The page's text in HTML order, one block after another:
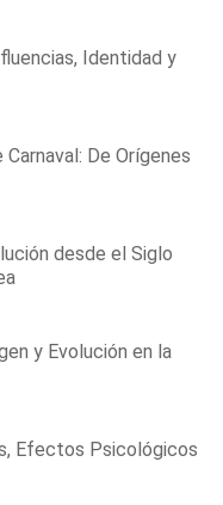
Identidad y
De Orígenes
desde el Siglo
y Evolución en la
Efectos Psicológicos